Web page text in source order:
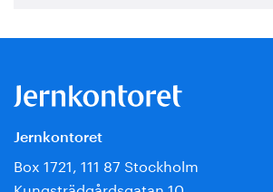
Jernkontoret
Box 1721, 111 87 Stockholm